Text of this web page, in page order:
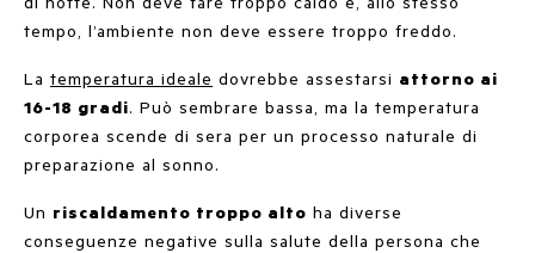
tempo, l’ambiente non deve essere troppo freddo.
La temperatura ideale dovrebbe assestarsi attorno ai
16-18 gradi. Può sembrare bassa, ma la temperatura
corporea scende di sera per un processo naturale di
preparazione al sonno.
Un riscaldamento troppo alto ha diverse
conseguenze negative sulla salute della persona che